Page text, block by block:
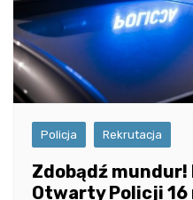
Policja Rekrutacja
Zdobądź
Otwarty Policji